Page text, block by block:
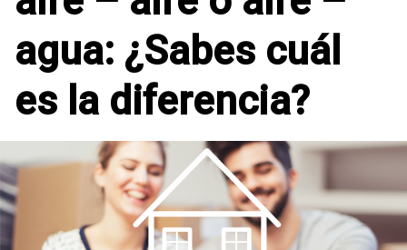
agua: ¿Sabes cuál
es la diferencia?